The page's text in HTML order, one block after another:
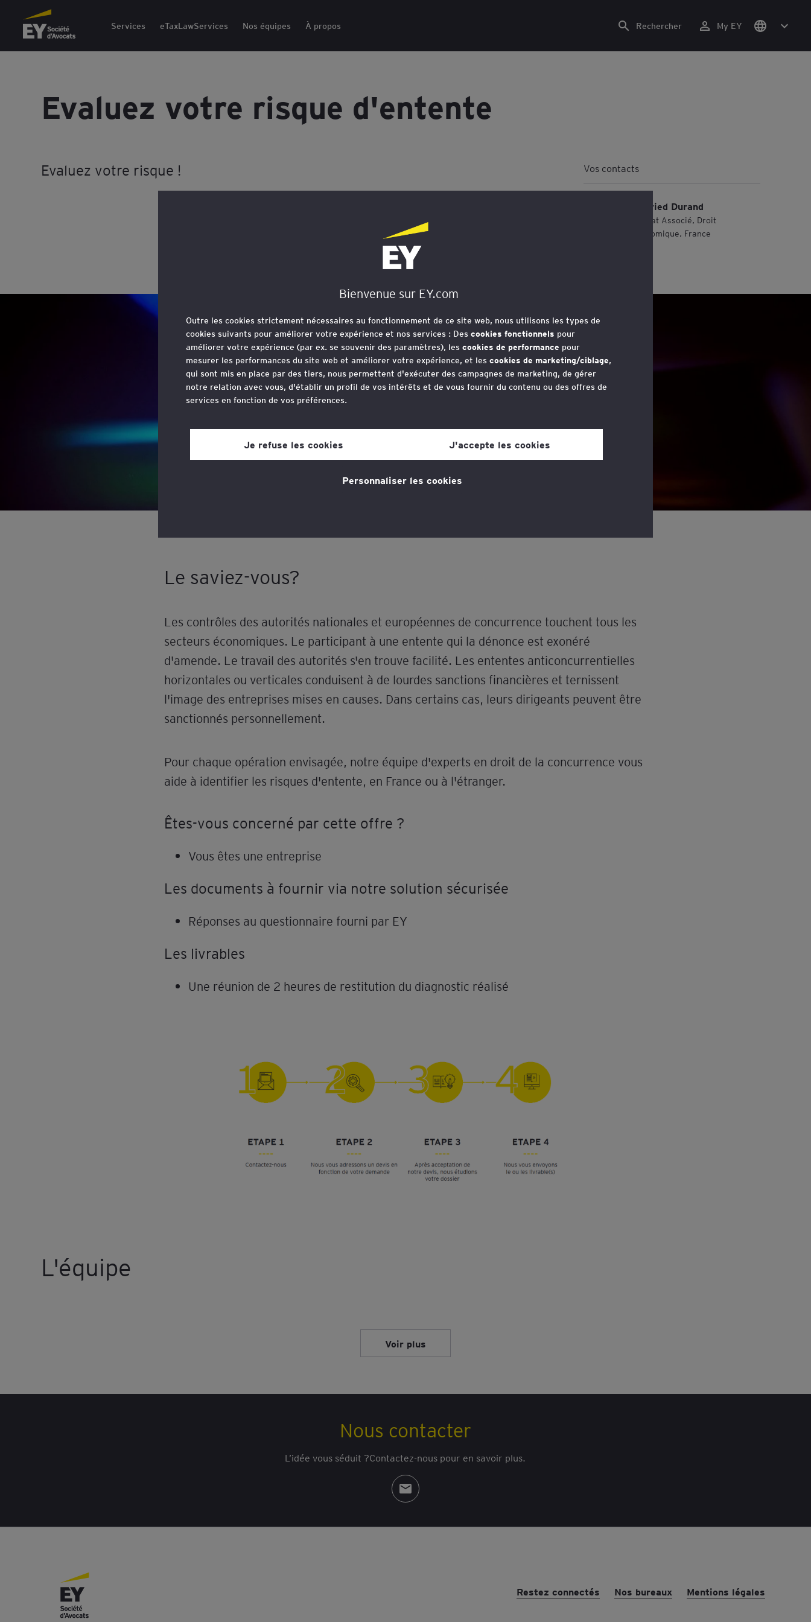
EY Société d'Avocats
Services eTaxLawServices Nos équipes À propos Rechercher My EY
Evaluez votre risque d'entente
Evaluez votre risque ! Vos contacts
Wilfried Durand
Avocat Associé, Droit
économique, France
Le saviez-vous?
Les contrôles des autorités nationales et européennes de concurrence touchent tous les
secteurs économiques. Le participant à une entente qui la dénonce est exonéré
d'amende. Le travail des autorités s'en trouve facilité. Les ententes anticoncurrentielles
horizontales ou verticales conduisent à de lourdes sanctions financières et ternissent
l'image des entreprises mises en causes. Dans certains cas, leurs dirigeants peuvent être
sanctionnés personnellement.
Pour chaque opération envisagée, notre équipe d'experts en droit de la concurrence vous
aide à identifier les risques d'entente, en France ou à l'étranger.
Êtes-vous concerné par cette offre ?
Vous êtes une entreprise
Les documents à fournir via notre solution sécurisée
Réponses au questionnaire fourni par EY
Les livrables
​Une réunion de 2 heures de restitution du diagnostic réalisé
L'équipe
Voir plus
Nous contacter
L’idée vous séduit ?Contactez-nous pour en savoir plus.
Restez connectés Nos bureaux Mentions légales
Bienvenue sur EY.com
Outre les cookies strictement nécessaires au fonctionnement de ce site web, nous utilisons les types de
cookies suivants pour améliorer votre expérience et nos services : Des cookies fonctionnels pour
améliorer votre expérience (par ex. se souvenir des paramètres), les cookies de performance pour
mesurer les performances du site web et améliorer votre expérience, et les cookies de marketing/ciblage,
qui sont mis en place par des tiers, nous permettent d'exécuter des campagnes de marketing, de gérer
notre relation avec vous, d'établir un profil de vos intérêts et de vous fournir du contenu ou des offres de
services en fonction de vos préférences.
site web, grâce à un lien dans la politique en matière de cookies, que vous trouverez au bas de chaque
politique en matière de cookiespour plus d'informations."
Je refuse les cookies J'accepte les cookies
Personnaliser les cookies